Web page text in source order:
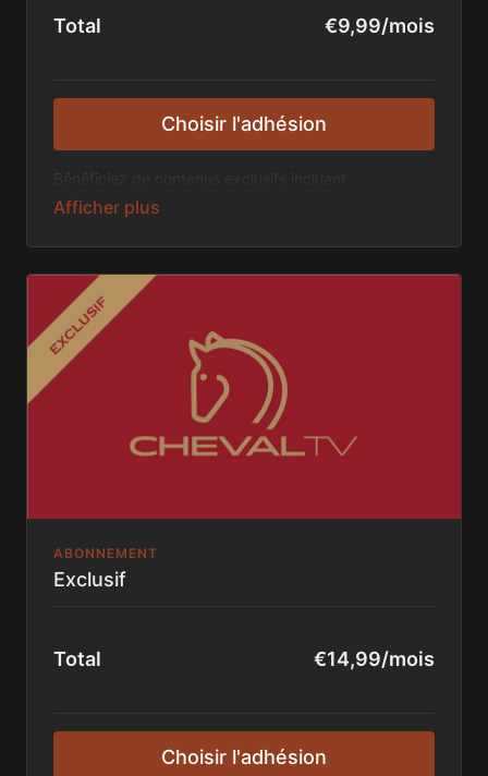
Total €9,99/mois
Choisir l'adhésion
Les Lives et épreuves en direct et en exclusivité
La bibliothèque de contenus ChevalTV
Du contenus exclusifs hedomadaire
L'accès hors connexion
La Chaine ChevalTV
Sans engagement, l'abonnement peut-être annulé à
ABONNEMENT
Exclusif
Total €14,99/mois
Choisir l'adhésion